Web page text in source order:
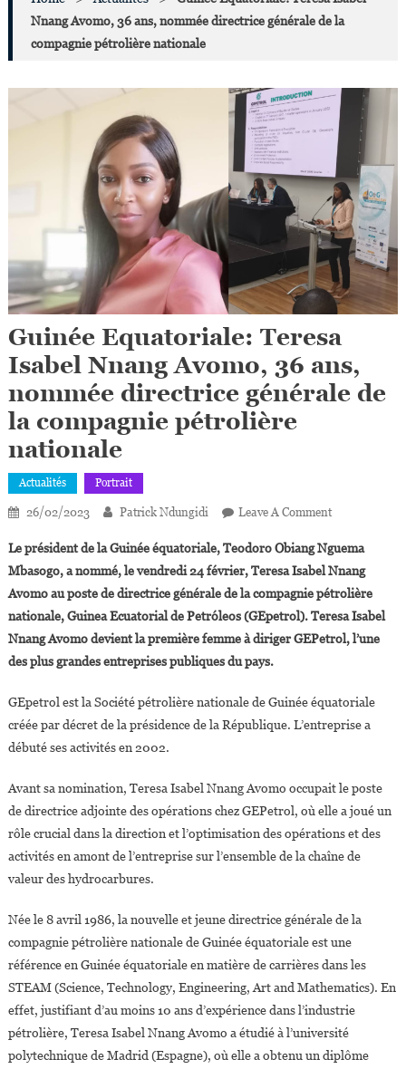
Nnang Avomo, 36 ans, nommée directrice générale de la
compagnie pétrolière nationale
Guinée Equatoriale: Teresa
Isabel Nnang Avomo, 36 ans,
nommée directrice générale de
la compagnie pétrolière
nationale
Actualités Portrait
26/02/2023 Patrick Ndungidi Leave A CommentOn
Equatoriale:
Teresa
Isabel
Nnang
Avomo,
Nommée
Directrice
La
Compagnie
Le président de la Guinée équatoriale, Teodoro Obiang Nguema
Mbasogo, a nommé, le vendredi 24 février, Teresa Isabel Nnang
Avomo au poste de directrice générale de la compagnie pétrolière
nationale, Guinea Ecuatorial de Petróleos (GEpetrol). Teresa Isabel
Nnang Avomo devient la première femme à diriger GEPetrol, l’une
des plus grandes entreprises publiques du pays.
GEpetrol est la Société pétrolière nationale de Guinée équatoriale
créée par décret de la présidence de la République. L’entreprise a
débuté ses activités en 2002.
Avant sa nomination, Teresa Isabel Nnang Avomo occupait le poste
de directrice adjointe des opérations chez GEPetrol, où elle a joué un
rôle crucial dans la direction et l’optimisation des opérations et des
activités en amont de l’entreprise sur l’ensemble de la chaîne de
valeur des hydrocarbures.
Née le 8 avril 1986, la nouvelle et jeune directrice générale de la
compagnie pétrolière nationale de Guinée équatoriale est une
référence en Guinée équatoriale en matière de carrières dans les
STEAM (Science, Technology, Engineering, Art and Mathematics). En
effet, justifiant d’au moins 10 ans d’expérience dans l’industrie
pétrolière, Teresa Isabel Nnang Avomo a étudié à l’université
polytechnique de Madrid (Espagne), où elle a obtenu un diplôme